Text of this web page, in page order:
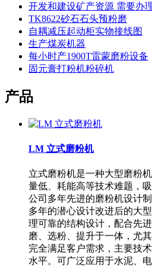
开发和建设矿产资源 需要办
TK8622砂石石头预粉磨
自耦减压起动柜实物接线图
生产煤炭机器
每小时产1900T雷蒙磨粉设备
固元膏打粉机粉碎机
产品
LM 立式磨粉机
立式磨粉机是一种大型磨粉
量低、耗能高等技术难题，
公司多年先进的磨粉机设计
多年的潜心设计改进后的大
理可靠的结构设计，配合先
磨、选粉、提升于一体，尤
完全满足客户需求，主要技
水平。可广泛应用于水泥、